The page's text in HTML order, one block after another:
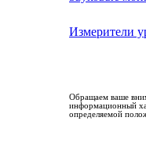
Измерители
Обращаем ваше
информационный
определяемой